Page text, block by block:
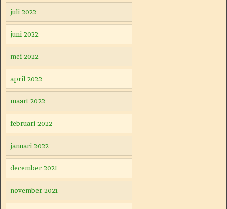
juli 2022
juni 2022
mei 2022
april 2022
maart 2022
februari 2022
januari 2022
december 2021
november 2021